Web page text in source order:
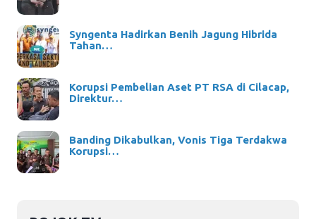
Syngenta Hadirkan Benih Jagung Hibrida
Tahan…
Korupsi Pembelian Aset PT RSA di Cilacap,
Direktur…
Banding Dikabulkan, Vonis Tiga Terdakwa
Korupsi…